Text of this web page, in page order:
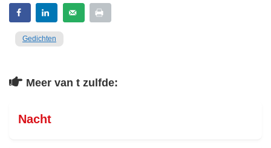
Gedichten
Meer van t zulfde:
Nacht